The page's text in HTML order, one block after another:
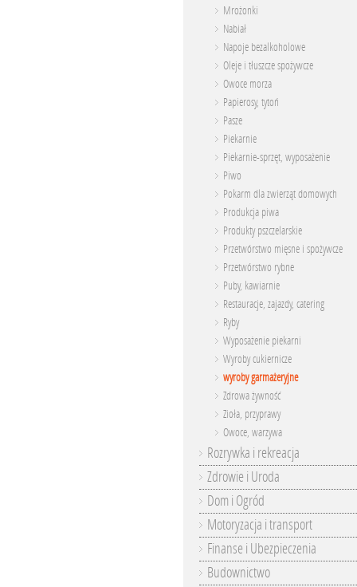
Mrożonki
Nabiał
Napoje bezalkoholowe
Oleje i tłuszcze spożywcze
Owoce morza
Papierosy, tytoń
Pasze
Piekarnie
Piekarnie-sprzęt, wyposażenie
Piwo
Pokarm dla zwierząt domowych
Produkcja piwa
Produkty pszczelarskie
Przetwórstwo mięsne i spożywcze
Przetwórstwo rybne
Puby, kawiarnie
Restauracje, zajazdy, catering
Ryby
Wyposażenie piekarni
Wyroby cukiernicze
wyroby garmażeryjne
Zdrowa żywność
Zioła, przyprawy
Owoce, warzywa
Rozrywka i rekreacja
Zdrowie i Uroda
Dom i Ogród
Motoryzacja i transport
Finanse i Ubezpieczenia
Budownictwo